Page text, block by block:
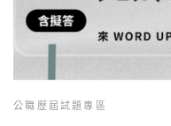
公職歷屆試題專區